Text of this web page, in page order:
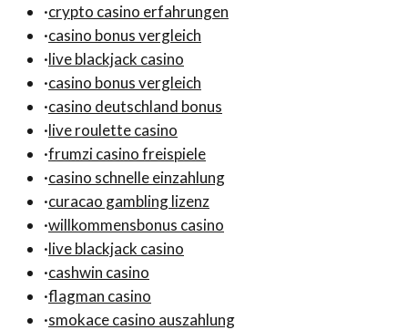
·crypto casino erfahrungen
·casino bonus vergleich
·live blackjack casino
·casino bonus vergleich
·casino deutschland bonus
·live roulette casino
·frumzi casino freispiele
·casino schnelle einzahlung
·curacao gambling lizenz
·willkommensbonus casino
·live blackjack casino
·cashwin casino
·flagman casino
·smokace casino auszahlung